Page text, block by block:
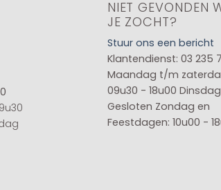
NIET GEVONDEN
JE ZOCHT?
Stuur ons een bericht
Klantendienst: 03 235
Maandag t/m
09u30 - 18u00
Gesloten Zondag en
Feestdagen: 10u00 -